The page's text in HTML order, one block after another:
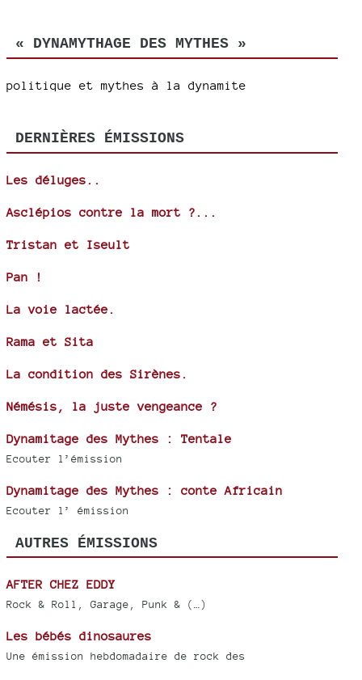
« DYNAMYTHAGE DES MYTHES »
politique et mythes à la dynamite
DERNIÈRES ÉMISSIONS
Les déluges..
Asclépios contre la mort ?...
Tristan et Iseult
Pan !
La voie lactée.
Rama et Sita
La condition des Sirènes.
Némésis, la juste vengeance ?
Dynamitage des Mythes : Tentale
Ecouter l’émission
Dynamitage des Mythes : conte Africain
Ecouter l’ émission
AUTRES ÉMISSIONS
AFTER CHEZ EDDY
Rock & Roll, Garage, Punk & (…)
Les bébés dinosaures
Une émission hebdomadaire de rock des